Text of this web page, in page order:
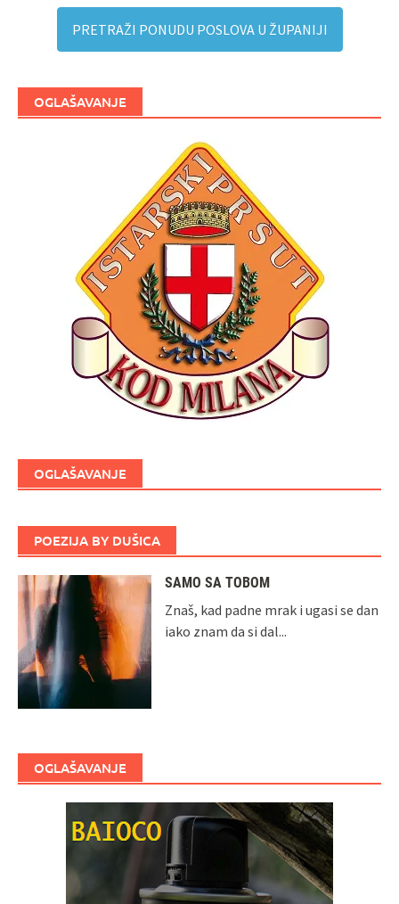
PRETRAŽI PONUDU POSLOVA U ŽUPANIJI
OGLAŠAVANJE
OGLAŠAVANJE
POEZIJA BY DUŠICA
SAMO SA TOBOM
Znaš, kad padne mrak i ugasi se dan
iako znam da si dal...
OGLAŠAVANJE